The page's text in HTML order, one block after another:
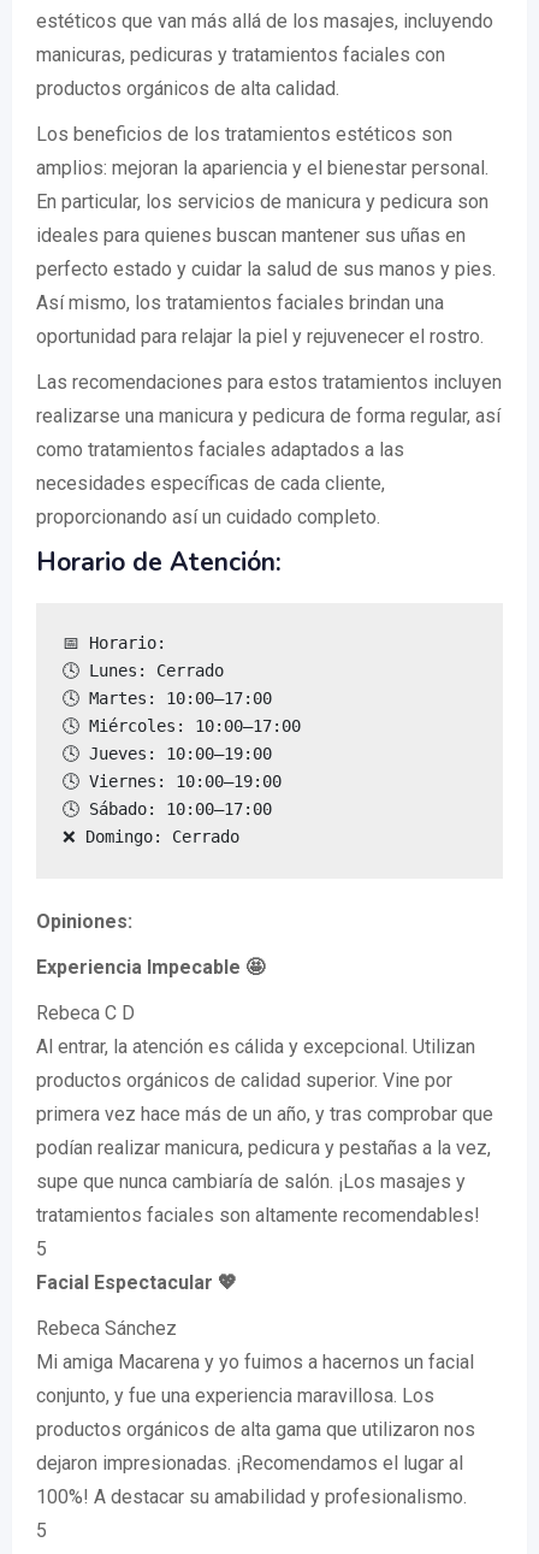
estéticos que van más allá de los masajes, incluyendo
manicuras, pedicuras y tratamientos faciales con
productos orgánicos de alta calidad.
Los beneficios de los tratamientos estéticos son
amplios: mejoran la apariencia y el bienestar personal.
En particular, los servicios de manicura y pedicura son
ideales para quienes buscan mantener sus uñas en
perfecto estado y cuidar la salud de sus manos y pies.
Así mismo, los tratamientos faciales brindan una
oportunidad para relajar la piel y rejuvenecer el rostro.
Las recomendaciones para estos tratamientos incluyen
realizarse una manicura y pedicura de forma regular, así
como tratamientos faciales adaptados a las
necesidades específicas de cada cliente,
proporcionando así un cuidado completo.
Horario de Atención:
📅 Horario:
🕓 Lunes: Cerrado
🕓 Martes: 10:00–17:00
🕓 Miércoles: 10:00–17:00
🕓 Jueves: 10:00–19:00
🕓 Viernes: 10:00–19:00
🕓 Sábado: 10:00–17:00
❌ Domingo: Cerrado
Opiniones:
Experiencia Impecable 🤩
Rebeca C D
Al entrar, la atención es cálida y excepcional. Utilizan
productos orgánicos de calidad superior. Vine por
primera vez hace más de un año, y tras comprobar que
podían realizar manicura, pedicura y pestañas a la vez,
supe que nunca cambiaría de salón. ¡Los masajes y
tratamientos faciales son altamente recomendables!
5
Facial Espectacular 💖
Rebeca Sánchez
Mi amiga Macarena y yo fuimos a hacernos un facial
conjunto, y fue una experiencia maravillosa. Los
productos orgánicos de alta gama que utilizaron nos
dejaron impresionadas. ¡Recomendamos el lugar al
100%! A destacar su amabilidad y profesionalismo.
5